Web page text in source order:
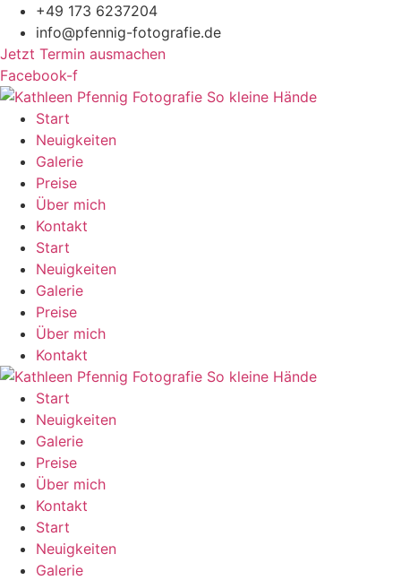
Zum
Inhalt
springen
+49 173 6237204
info@pfennig-fotografie.de
Jetzt Termin ausmachen
Facebook-f
Start
Neuigkeiten
Galerie
Preise
Über mich
Kontakt
Start
Neuigkeiten
Galerie
Preise
Über mich
Kontakt
Start
Neuigkeiten
Galerie
Preise
Über mich
Kontakt
Start
Neuigkeiten
Galerie